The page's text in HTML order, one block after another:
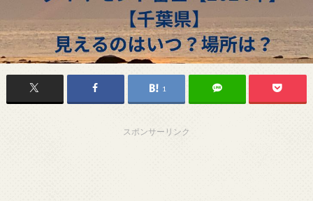
1
スポンサーリンク